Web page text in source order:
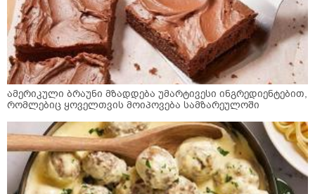
ამერიკული ბრაუნი მზადდება უმარტივესი ინგრედიენტებით,
რომლებიც ყოველთვის მოიპოვება სამზარეულოში